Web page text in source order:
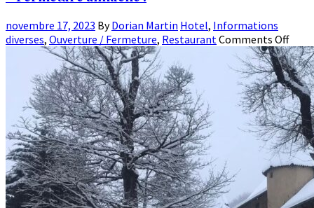
novembre 17, 2023 ByDorian Martin Hotel, Informations
diverses, Ouverture / Fermeture, Restaurant Comments Off